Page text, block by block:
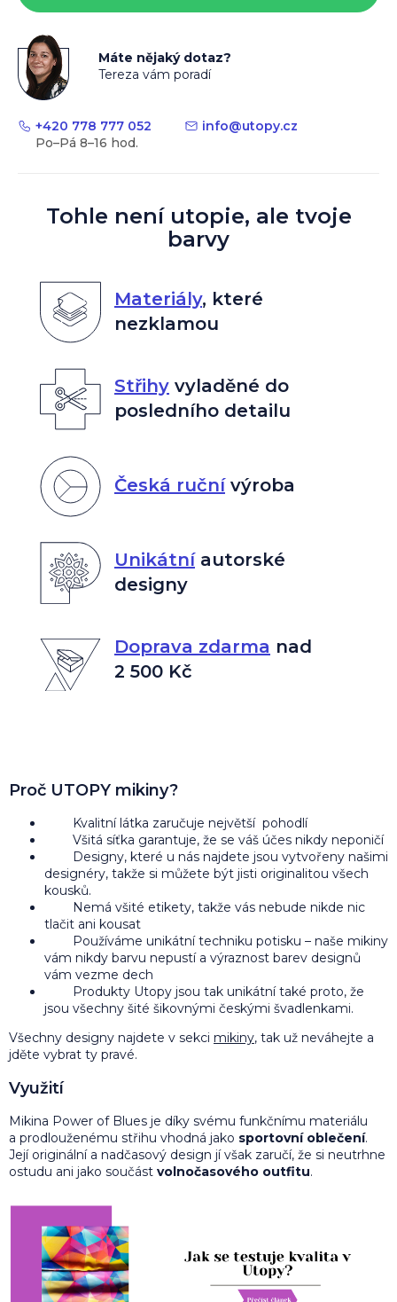
Máte nějaký dotaz?
Tereza vám poradí
+420 778 777 052 info@utopy.cz
Tohle není utopie, ale tvoje
barvy
Materiály, které
nezklamou
Střihyvyladěné do
posledního detailu
Česká ručnívýroba
Unikátníautorské
designy
Doprava zdarma nad
2 500 Kč
Proč UTOPY mikiny?
Kvalitní látka zaručuje největší pohodlí
Všitá síťka garantuje, že se váš účes nikdy neponičí
Designy, které u nás najdete jsou vytvořeny našimi
designéry, takže si můžete být jisti originalitou všech
kousků.
Nemá všité etikety, takže vás nebude nikde nic
tlačit ani kousat
Používáme unikátní techniku potisku – naše mikiny
vám nikdy barvu nepustí a výraznost barev designů
vám vezme dech
Produkty Utopy jsou tak unikátní také proto, že
jsou všechny šité šikovnými českými švadlenkami.
Všechny designy najdete v sekci mikiny, tak už neváhejte a
jděte vybrat ty pravé.
Využití
Mikina Power of Blues je díky svému funkčnímu materiálu
a prodlouženému střihu vhodná jako sportovní oblečení.
Její originální a nadčasový design jí však zaručí, že si neutrhne
ostudu ani jako součást volnočasového outfitu.